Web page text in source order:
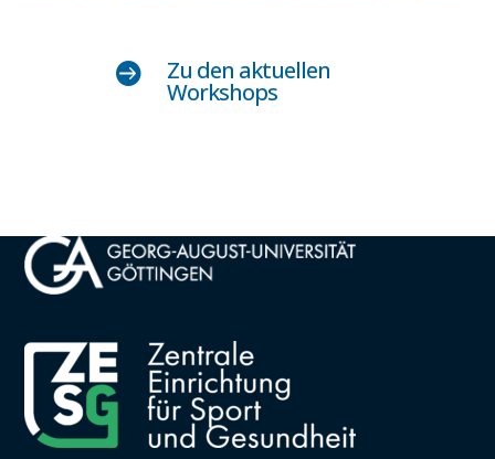
 Zu den aktu­el­len
Work­shops